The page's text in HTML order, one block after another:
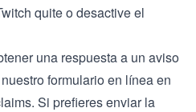
quite o desactive el
una respuesta a un aviso
formulario en línea en
Si prefieres enviar la